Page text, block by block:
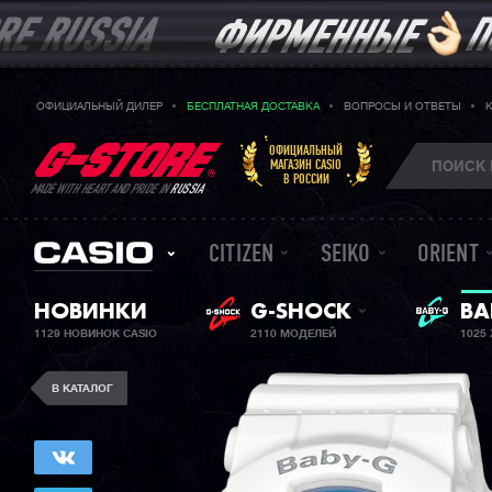
ОФИЦИАЛЬНЫЙ ДИЛЕР БЕСПЛАТНАЯ ДОСТАВКА ВОПРОСЫ И ОТВЕТЫ
MADE WITH HEART AND PRIDE INRUSSIA
ОФИЦИАЛЬНЫЙ
МАГАЗИН CASIO
В РОССИИ
CITIZEN SEIKO ORIENT
НОВИНКИ
1129 НОВИНОК CASIO
G-SHOCK
2110 МОДЕЛЕЙ
В КАТАЛОГ